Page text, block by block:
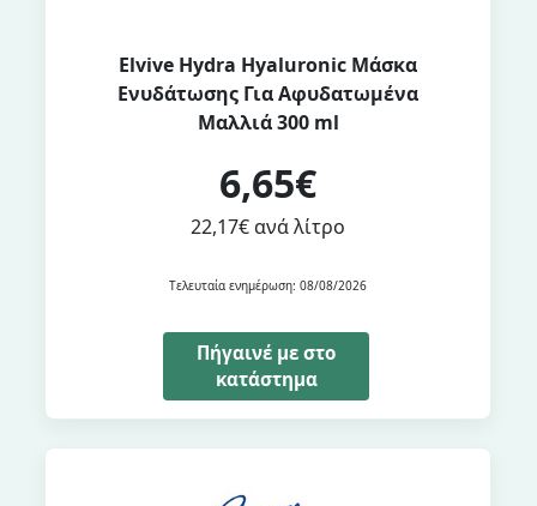
Elvive Hydra Hyaluronic Μάσκα
Ενυδάτωσης Για Αφυδατωμένα
Μαλλιά 300 ml
6,65€
22,17€ ανά λίτρο
Τελευταία ενημέρωση: 08/08/2026
Πήγαινέ με στο
κατάστημα